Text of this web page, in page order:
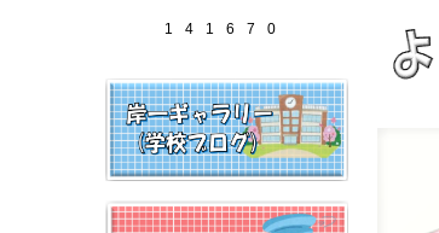
1 4 1 6 7 0